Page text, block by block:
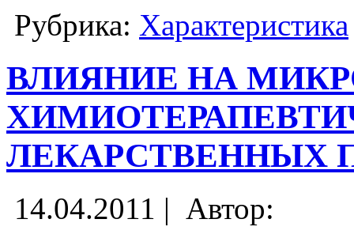
Рубрика: Характеристика
ВЛИЯНИЕ НА
ЛЕКАРСТВЕННЫХ
14.04.2011 | Автор: